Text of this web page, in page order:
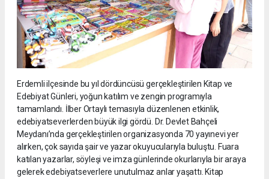
Erdemli ilçesinde bu yıl dördüncüsü gerçekleştirilen Kitap ve
Edebiyat Günleri, yoğun katılım ve zengin programıyla
tamamlandı. İlber Ortaylı temasıyla düzenlenen etkinlik,
edebiyatseverlerden büyük ilgi gördü. Dr. Devlet Bahçeli
Meydanı’nda gerçekleştirilen organizasyonda 70 yayınevi yer
alırken, çok sayıda şair ve yazar okuyucularıyla buluştu. Fuara
katılan yazarlar, söyleşi ve imza günlerinde okurlarıyla bir araya
gelerek edebiyatseverlere unutulmaz anlar yaşattı. Kitap